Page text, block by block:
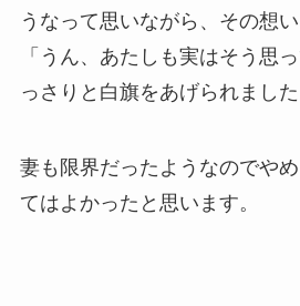
うなって思いながら、その想
「うん、あたしも実はそう思
っさりと白旗をあげられました
妻も限界だったようなのでや
てはよかったと思います。